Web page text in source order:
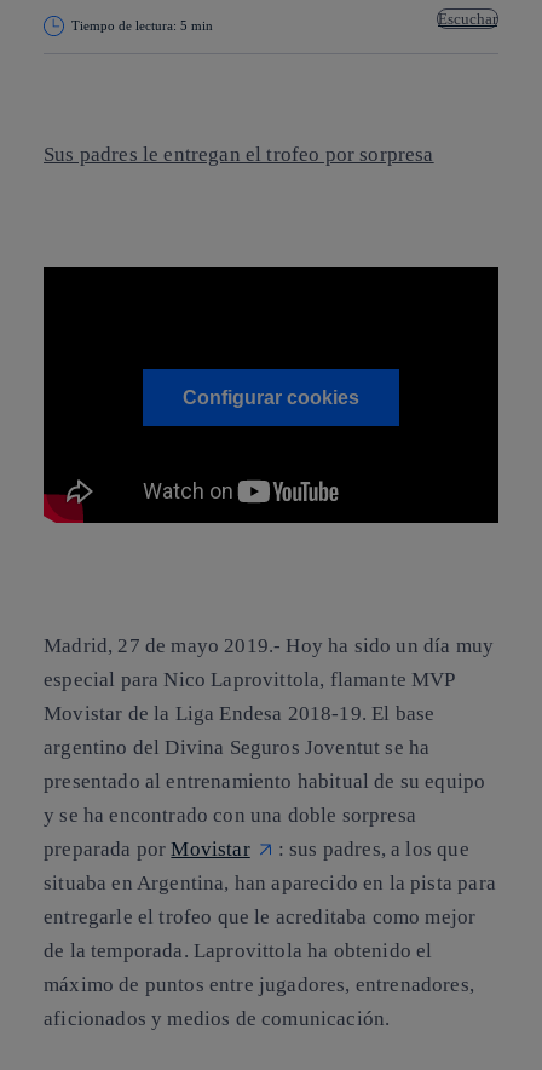
Tiempo de lectura: 5 min Escuchar
Sus padres le entregan el trofeo por sorpresa
Configurar cookies
Madrid, 27 de mayo 2019.-Hoy ha sido un día muy
especial para Nico Laprovittola, flamante MVP
Movistar de la Liga Endesa 2018-19. El base
argentino del Divina Seguros Joventut se ha
presentado al entrenamiento habitual de su equipo
y se ha encontrado con una doble sorpresa
preparada porMovistar
: sus padres, a los que
situaba en Argentina, han aparecido en la pista para
entregarle el trofeo que le acreditaba como mejor
de la temporada. Laprovittola ha obtenido el
máximo de puntos entre jugadores, entrenadores,
aficionados y medios de comunicación.